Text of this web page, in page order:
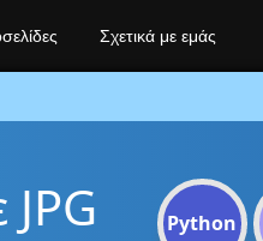
Python
Σχετικά με εμάς